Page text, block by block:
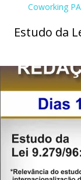
Coworking
Estudo da